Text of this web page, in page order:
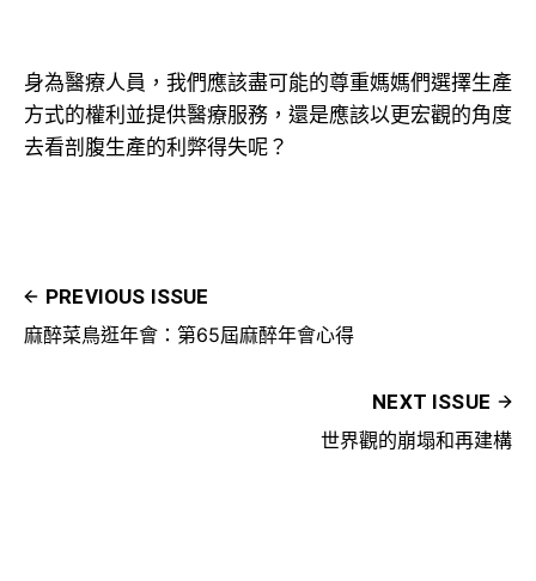
身為醫療人員，我們應該盡可能的尊重媽媽們選擇生產
方式的權利並提供醫療服務，還是應該以更宏觀的角度
去看剖腹生產的利弊得失呢？
PREVIOUS ISSUE
麻醉菜鳥逛年會：第65屆麻醉年會心得
NEXT ISSUE
世界觀的崩塌和再建構